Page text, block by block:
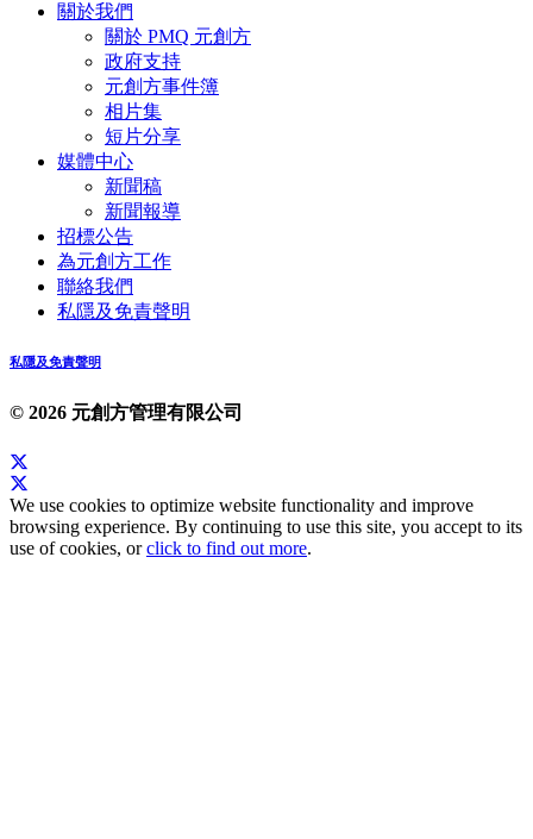
關於我們
關於 PMQ 元創方
政府支持
元創方事件簿
相片集
短片分享
媒體中心
新聞稿
新聞報導
招標公告
為元創方工作
聯絡我們
私隱及免責聲明
私隱及免責聲明
© 2026 元創方管理有限公司
We use cookies to optimize website functionality and improve
browsing experience. By continuing to use this site, you accept to its
use of cookies, orclick to find out more.